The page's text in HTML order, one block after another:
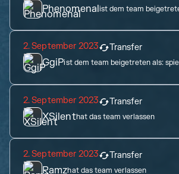
Phenomenalist dem team
2. September 2023 Transfer
GgiPist dem team beigetreten als:
2. September 2023 Transfer
XSilenthat das team verlassen
2. September 2023 Transfer
Ramzhat das team verlassen